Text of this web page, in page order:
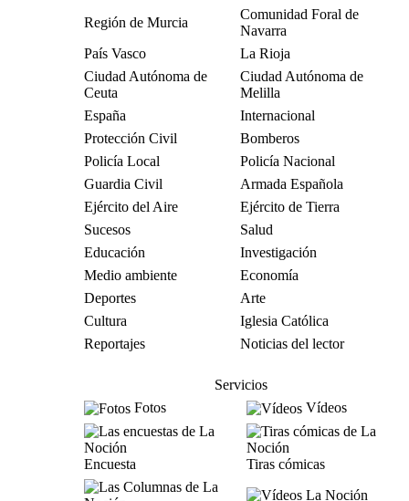
Región de Murcia
Comunidad Foral de
Navarra
País Vasco
La Rioja
Ciudad Autónoma de
Ceuta
Ciudad Autónoma de
Melilla
España
Internacional
Protección Civil
Bomberos
Policía Local
Policía Nacional
Guardia Civil
Armada Española
Ejército del Aire
Ejército de Tierra
Sucesos
Salud
Educación
Investigación
Medio ambiente
Economía
Deportes
Arte
Cultura
Iglesia Católica
Reportajes
Noticias del lector
Servicios
Fotos
Vídeos
Encuesta Tiras cómicas